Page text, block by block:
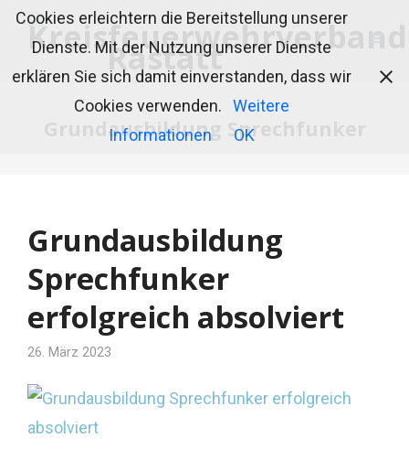
Grundausbildung Sprechfunker
Grundausbildung
Sprechfunker
erfolgreich absolviert
26. März 2023
Cookies erleichtern die Bereitstellung unserer
Dienste. Mit der Nutzung unserer Dienste
erklären Sie sich damit einverstanden, dass wir
Cookies verwenden.
Weitere
Informationen
OK